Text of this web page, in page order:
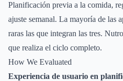
Planificación previa a la comida,
ajuste semanal. La mayoría de las
raras las que integran las tres.
que realiza el ciclo completo.
How We Evaluated
Experiencia de usuario en